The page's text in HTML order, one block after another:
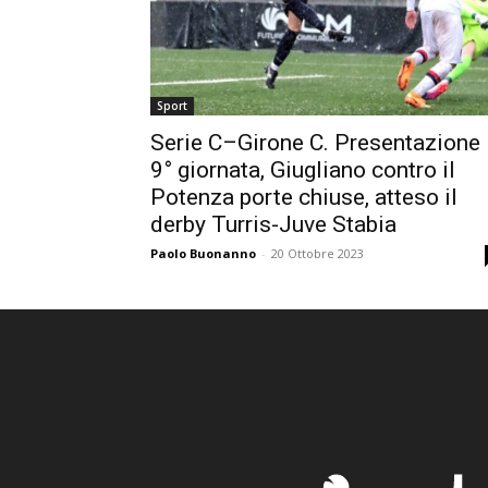
Sport
Serie C–Girone C. Presentazione
9° giornata, Giugliano contro il
Potenza porte chiuse, atteso il
derby Turris-Juve Stabia
Paolo Buonanno - 20 Ottobre 2023